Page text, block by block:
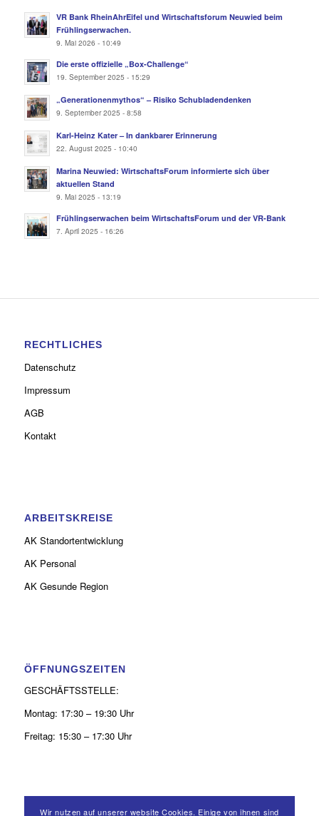
VR Bank RheinAhrEifel und Wirtschaftsforum Neuwied beim
Frühlingserwachen.
9. Mai 2026 - 10:49
Die erste offizielle „Box-Challenge“
19. September 2025 - 15:29
„Generationenmythos“ – Risiko Schubladendenken
9. September 2025 - 8:58
Karl-Heinz Kater – In dankbarer Erinnerung
22. August 2025 - 10:40
Marina Neuwied: WirtschaftsForum informierte sich über
aktuellen Stand
9. Mai 2025 - 13:19
Frühlingserwachen beim WirtschaftsForum und der VR-Bank
7. April 2025 - 16:26
RECHTLICHES
Datenschutz
Impressum
AGB
Kontakt
ARBEITSKREISE
AK Standortentwicklung
AK Personal
AK Gesunde Region
ÖFFNUNGSZEITEN
GESCHÄFTSSTELLE:
Montag: 17:30 – 19:30 Uhr
Freitag: 15:30 – 17:30 Uhr
Wir nutzen auf unserer website Cookies. Einige von ihnen sind